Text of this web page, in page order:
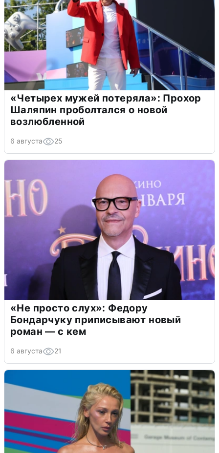
«Четырех мужей потеряла»: Прохор
Шаляпин проболтался о новой
возлюбленной
6 августа 25
«Не просто слух»: Федору
Бондарчуку приписывают новый
роман — с кем
6 августа 21